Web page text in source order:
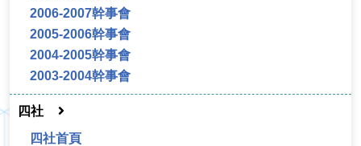
2006-2007幹事會
2005-2006幹事會
2004-2005幹事會
2003-2004幹事會
四社
四社首頁